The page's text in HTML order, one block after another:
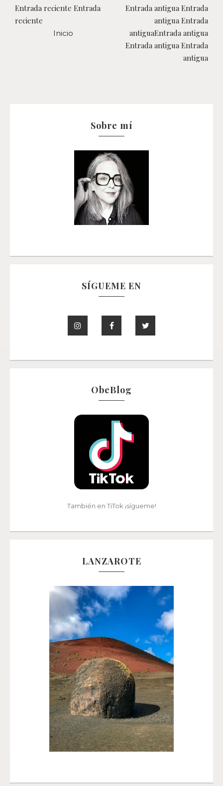
Entrada reciente Entrada
reciente
Entrada antigua Entrada
antigua Entrada
antiguaEntrada antigua
Entrada antigua Entrada
antigua
Inicio
Sobre mí
SÍGUEME EN
ObeBlog
También en TiTok ¡sígueme!
LANZAROTE